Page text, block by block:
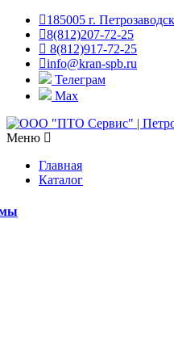
185005 г.
8(812)207-72-25
8(812)917-72-25
info@kran-spb.ru
Телеграм
Max
Меню
Главная
Каталог